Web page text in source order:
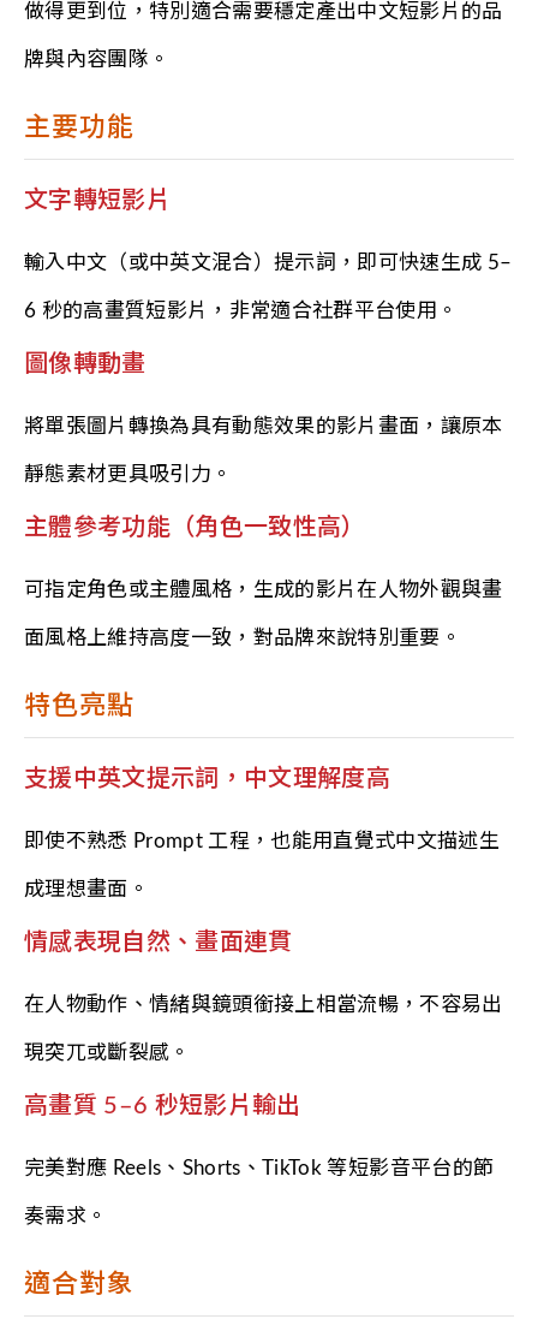
做得更到位，特別適合需要穩定產出中文短影片的品
牌與內容團隊。
主要功能
文字轉短影片
輸入中文（或中英文混合）提示詞，即可快速生成 5–
6 秒的高畫質短影片，非常適合社群平台使用。
圖像轉動畫
將單張圖片轉換為具有動態效果的影片畫面，讓原本
靜態素材更具吸引力。
主體參考功能（角色一致性高）
可指定角色或主體風格，生成的影片在人物外觀與畫
面風格上維持高度一致，對品牌來說特別重要。
特色亮點
支援中英文提示詞，中文理解度高
即使不熟悉 Prompt 工程，也能用直覺式中文描述生
成理想畫面。
情感表現自然、畫面連貫
在人物動作、情緒與鏡頭銜接上相當流暢，不容易出
現突兀或斷裂感。
高畫質 5–6 秒短影片輸出
完美對應 Reels、Shorts、TikTok 等短影音平台的節
奏需求。
適合對象